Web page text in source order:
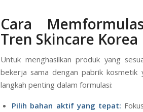
Cara
Tren Skincare Korea
Untuk menghasilkan produk yang
bekerja sama dengan pabrik kosmetik
langkah penting dalam formulasi:
Pilih bahan aktif yang tepat: